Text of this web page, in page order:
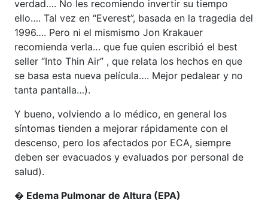
verdad…. No les recomiendo invertir su tiempo
ello…. Tal vez en “Everest”, basada en la tragedia del
1996…. Pero ni el mismismo Jon Krakauer
recomienda verla… que fue quien escribió el best
seller “Into Thin Air” , que relata los hechos en que
se basa esta nueva película…. Mejor pedalear y no
tanta pantalla…).
Y bueno, volviendo a lo médico, en general los
síntomas tienden a mejorar rápidamente con el
descenso, pero los afectados por ECA, siempre
deben ser evacuados y evaluados por personal de
salud).
� Edema Pulmonar de Altura (EPA)